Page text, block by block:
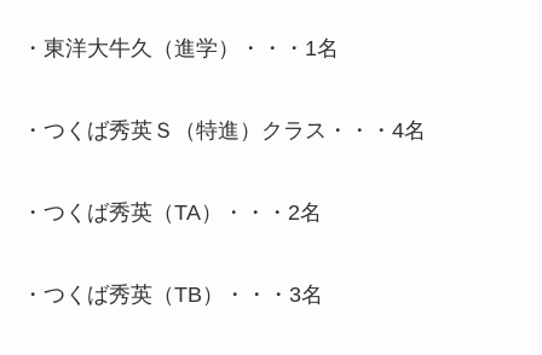
・東洋大牛久（進学）・・・1名
・つくば秀英Ｓ（特進）クラス・・・4名
・つくば秀英（TA）・・・2名
・つくば秀英（TB）・・・3名